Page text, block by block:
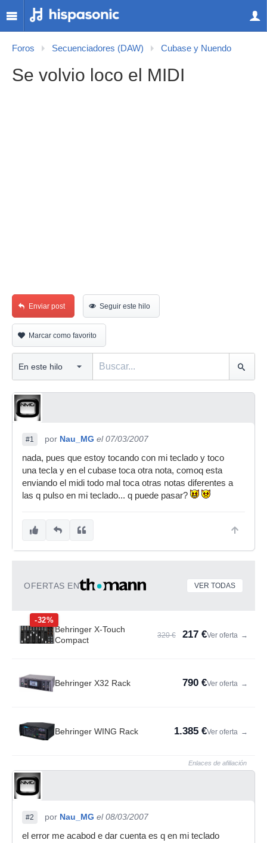
Foros Secuenciadores (DAW) Cubase y Nuendo
Se volvio loco el MIDI
Enviar post Seguir este hilo
Marcar como favorito
#1 por Nau_MG el 07/03/2007
nada, pues que estoy tocando con mi teclado y toco
una tecla y en el cubase toca otra nota, comoq esta
enviando el midi todo mal toca otras notas diferentes a
las q pulso en mi teclado... q puede pasar?
OFERTAS EN VER TODAS
-32%
Behringer X-Touch
Compact
320 € 217 €Ver oferta →
Behringer X32 Rack 790 €Ver oferta →
Behringer WING Rack 1.385 €Ver oferta →
Enlaces de afiliación
#2 por Nau_MG el 08/03/2007
el error me acabod e dar cuenta es q en mi teclado